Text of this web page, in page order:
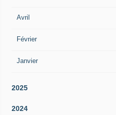
Avril
Février
Janvier
2025
2024